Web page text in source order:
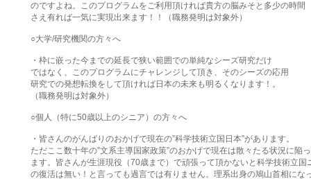
のですよね。このプログラムをご利用頂ければ貴方の脳みそと多少の時間
さえ有れば一気に実現出来ます！！（職務発明は対象外）
○大学/研究機関の方々へ
・枠に嵌った今までの延長で狭い範囲での単純なシーズ研究だけ
ではなく、このプログラムにチャレンジして頂き、そのシーズの応用
研究での発想転換をして頂ければ日本の未来も明るくなります！。
（職務発明は対象外）
○個人（特に50歳以上のシニア）の方々へ
・皆さんのがんばりのおかげで現在の”科学技術立国日本”があります。
ただここ数十年の”文系主導国家政策”のおかげで現在は散々たる状況に陥
ます。皆さんが生涯現役（70歳まで）で頑張って頂かないと科学技術立国
の復活は無い！と言っても過言では有りません。理系出身の鳩山首相にな